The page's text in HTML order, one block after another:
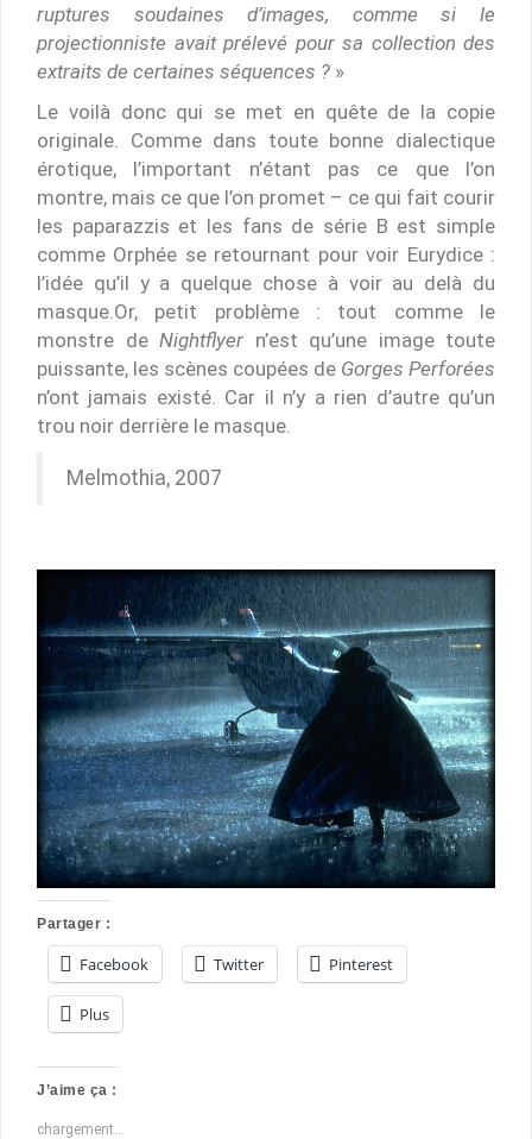
ruptures soudaines d’images, comme si le
projectionniste avait prélevé pour sa collection des
extraits de certaines séquences ? »
Le voilà donc qui se met en quête de la copie
originale. Comme dans toute bonne dialectique
érotique, l’important n’étant pas ce que l’on
montre, mais ce que l’on promet – ce qui fait courir
les paparazzis et les fans de série B est simple
comme Orphée se retournant pour voir Eurydice :
l’idée qu’il y a quelque chose à voir au delà du
masque.Or, petit problème : tout comme le
monstre de Nightflyer n’est qu’une image toute
puissante, les scènes coupées de Gorges Perforées
n’ont jamais existé. Car il n’y a rien d’autre qu’un
trou noir derrière le masque.
Melmothia, 2007
Partager :
Facebook Twitter Pinterest
Plus
J’aime ça :
chargement…